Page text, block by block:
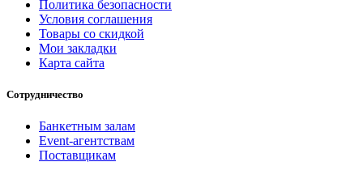
Политика безопасности
Условия соглашения
Товары со скидкой
Мои закладки
Карта сайта
Сотрудничество
Банкетным залам
Event-агентствам
Поставщикам